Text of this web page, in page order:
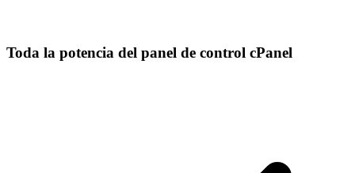
Toda la potencia del panel de control cPanel